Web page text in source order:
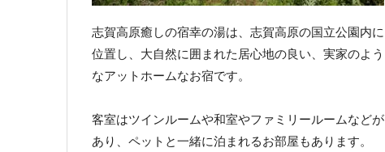
志賀高原癒しの宿幸の湯は、志賀高原の国立公園内に
位置し、大自然に囲まれた居心地の良い、実家のよう
なアットホームなお宿です。
客室はツインルームや和室やファミリールームなどが
あり、ペットと一緒に泊まれるお部屋もあります。